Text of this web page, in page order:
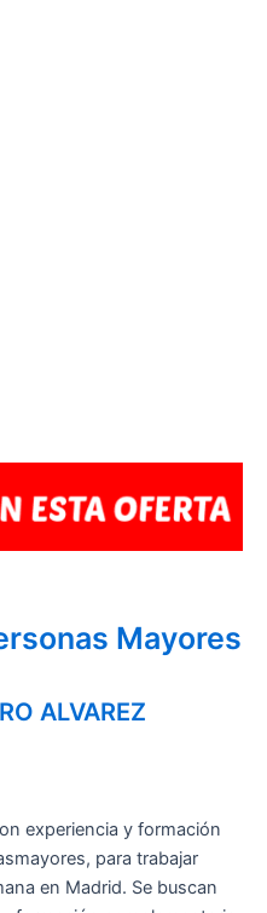
Mayores
ALVAREZ
experiencia y formación
para trabajar
en Madrid. Se buscan